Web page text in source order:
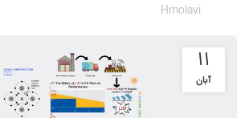
Hmolavi
۱۱
آبان